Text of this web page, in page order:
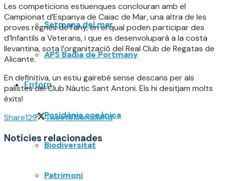
Setmana del mar
APS Badia de Portmany
Entorn
Posidònia oceànica
Biodiversitat
Patrimoni
Les competicions estiuenques conclouran amb el
Campionat d’Espanya de Caiac de Mar, una altra de les
proves regnes de l’any, en el qual poden participar des
d’Infantils a Veterans, i que es desenvoluparà a la costa
llevantina, sota l’organització del Real Club de Regatas de
Alicante.
En definitiva, un estiu gairebé sense descans per als
palistes del Club Nàutic Sant Antoni. Els hi desitjam molts
èxits!
Share129 Tweet81SendSend
Notícies relacionades